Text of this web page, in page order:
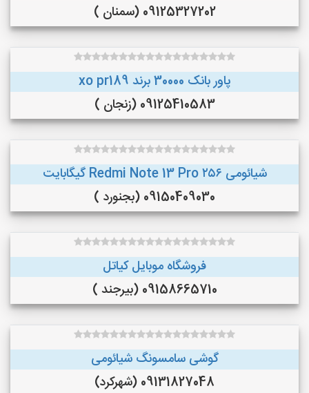
09125327202 (سمنان )
پاور بانک 30000 برند xo pr189
09125410583 (زنجان )
شیائومی Redmi Note 13 Pro ۲۵۶ گیگابایت
09150409030 (بجنورد )
فروشگاه موبایل کیاتل
09158665710 (بیرجند )
گوشی سامسونگ شیائومی
09131827048 (شهرکرد)